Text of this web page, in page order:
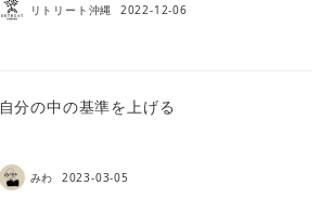
リトリート沖縄 2022-12-06
自分の中の基準を上げる
みわ 2023-03-05